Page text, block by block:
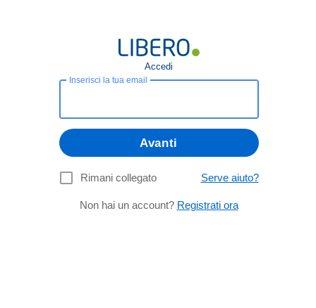
Accedi
Inserisci la tua email
Avanti
Rimani collegato Serve aiuto?
Non hai un account? Registrati ora